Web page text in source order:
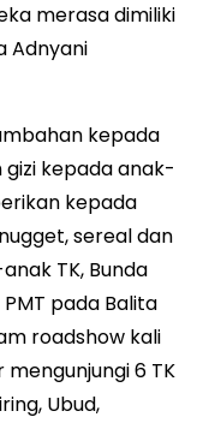
merasa dimiliki
Adnyani
kepada
kepada anak-
kepada
sereal dan
TK, Bunda
pada Balita
roadshow kali
mengunjungi 6 TK
Ubud,